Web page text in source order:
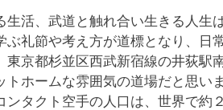
生活、武道と触れ合い生きる人生
ぶ礼節や考え方が道標となり、日
東京都杉並区西武新宿線の井荻駅
トホームな雰囲気の道場だと思い
ンタクト空手の人口は、世界で約